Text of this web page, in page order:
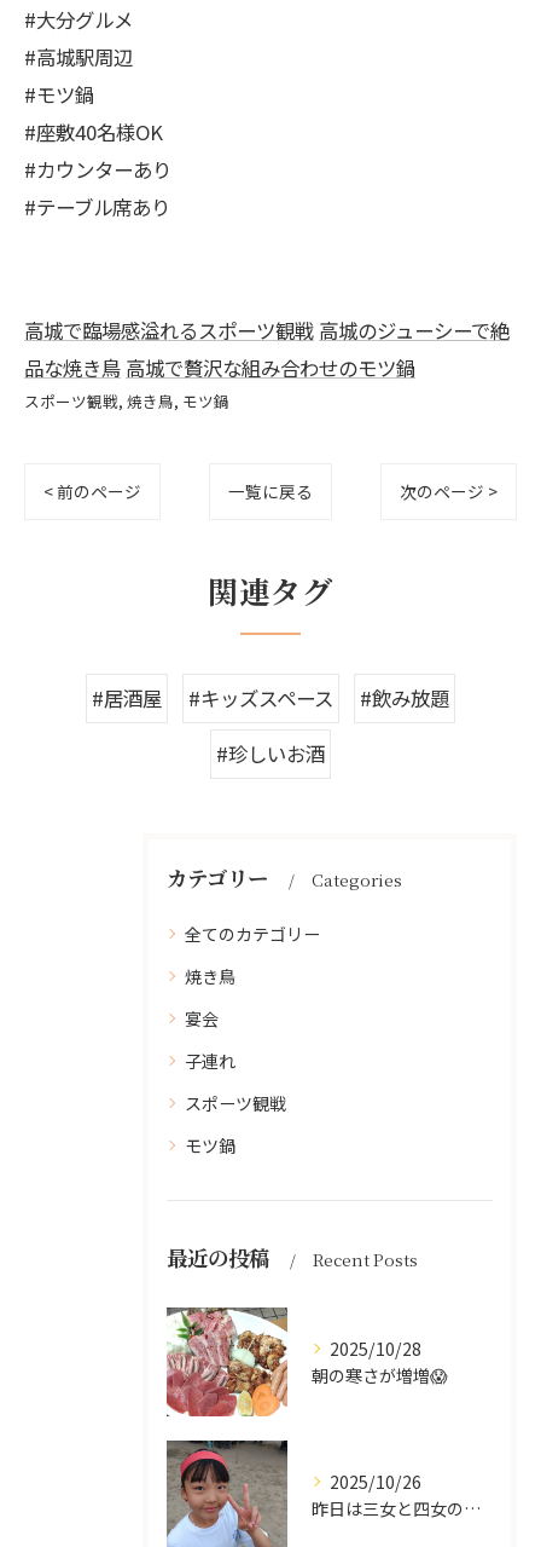
#大分グルメ
#高城駅周辺
#モツ鍋
#座敷40名様OK
#カウンターあり
#テーブル席あり
高城で臨場感溢れるスポーツ観戦 高城のジューシーで絶
品な焼き鳥 高城で贅沢な組み合わせのモツ鍋
スポーツ観戦 焼き鳥 モツ鍋
< 前のページ 一覧に戻る 次のページ >
関連タグ
#居酒屋 #キッズスペース
#飲み放題
#珍しいお酒
カテゴリー Categories
全てのカテゴリー
焼き鳥
宴会
子連れ
スポーツ観戦
モツ鍋
最近の投稿 Recent Posts
2025/10/28
朝の寒さが増増😱
2025/10/26
昨日は三女と四女の運動会🥰